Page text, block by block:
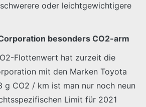
oder leichtgewichtigere
besonders CO2-arm
Flottenwert hat zurzeit die
mit den Marken Toyota
g CO2 / km ist man nur noch neun
Limit für 2021